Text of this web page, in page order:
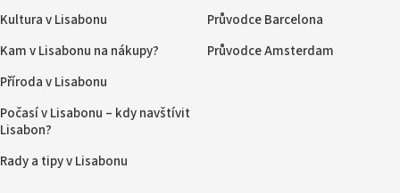
Kultura v Lisabonu
Kam v Lisabonu na nákupy?
Příroda v Lisabonu
Počasí v Lisabonu – kdy navštívit
Lisabon?
Rady a tipy v Lisabonu
Průvodce Barcelona
Průvodce Amsterdam